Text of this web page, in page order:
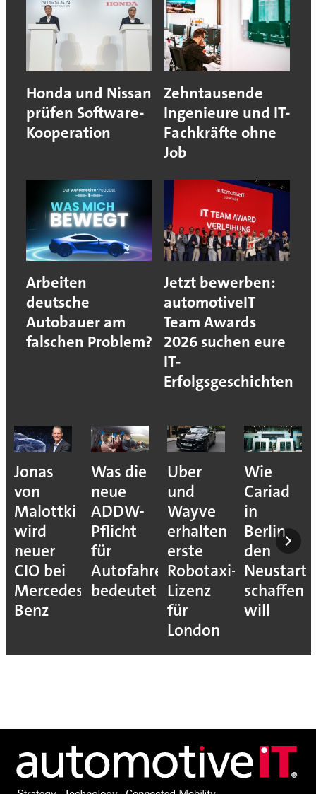
Honda und Nissan
prüfen Software-
Kooperation
Zehntausende
Ingenieure und IT-
Fachkräfte ohne
Job
Arbeiten
deutsche
Autobauer am
falschen Problem?
Jetzt bewerben:
automotiveIT
Team Awards
2026 suchen eure
IT‐
Erfolgsgeschichten
Was die
neue
ADDW-
Pflicht
für
Autofahrer
bedeutet
Uber
und
Wayve
erhalten
erste
Robotaxi-
Lizenz
Wie
Cariad
in
Berlin
den
Neustart
schaffen
will
Wie
Asset
Inventory
OT-
Risiken
sichtbar
macht